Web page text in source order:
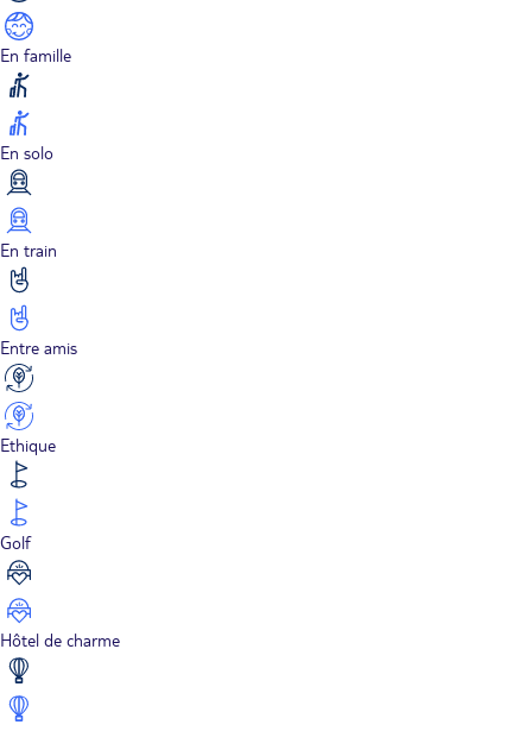
En famille
En solo
En train
Entre amis
Ethique
Golf
Hôtel de charme